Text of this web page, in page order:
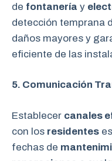
de fontanería y
detección temprana
daños mayores y
eficiente de las
5. Comunicación
Establecer canales
con los residentes
fechas de